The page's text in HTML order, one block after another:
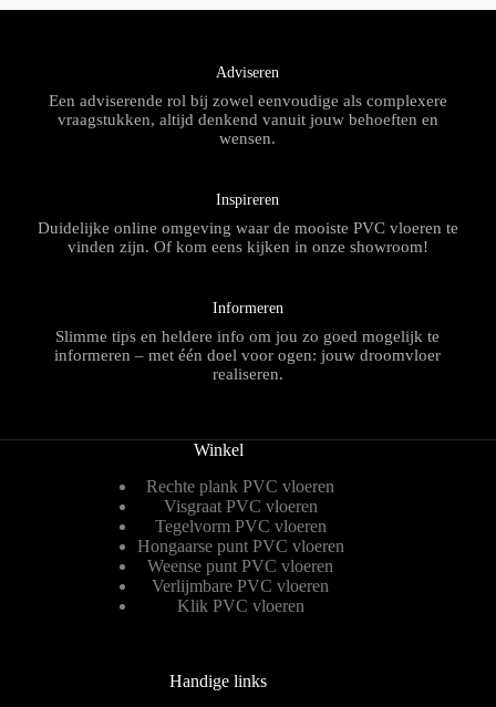
Adviseren
Een adviserende rol bij zowel eenvoudige als complexere
vraagstukken, altijd denkend vanuit jouw behoeften en
wensen.
Inspireren
Duidelijke online omgeving waar de mooiste PVC vloeren te
vinden zijn. Of kom eens kijken in onze showroom!
Informeren
Slimme tips en heldere info om jou zo goed mogelijk te
informeren – met één doel voor ogen: jouw droomvloer
realiseren.
Winkel
Rechte plank PVC vloeren
Visgraat PVC vloeren
Tegelvorm PVC vloeren
Hongaarse punt PVC vloeren
Weense punt PVC vloeren
Verlijmbare PVC vloeren
Klik PVC vloeren
Handige links